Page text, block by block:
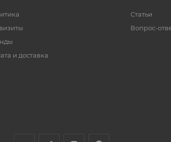
и доставка
Статьи
Вопрос-